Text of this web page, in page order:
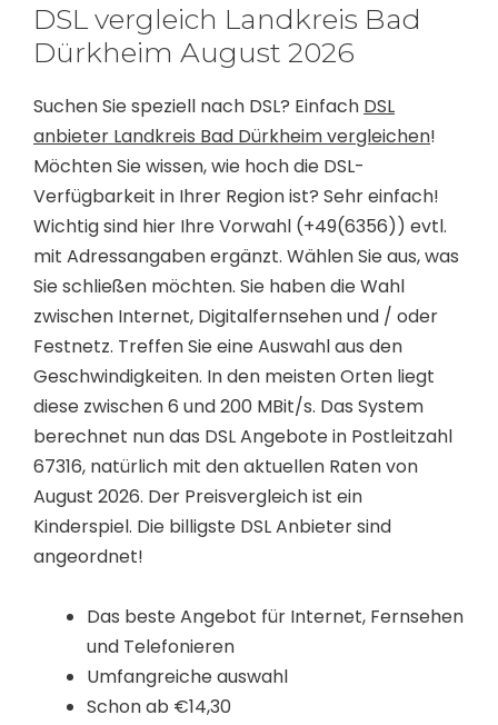
DSL vergleich Landkreis Bad
Dürkheim August 2026
Suchen Sie speziell nach DSL? Einfach DSL
anbieter Landkreis Bad Dürkheim vergleichen!
Möchten Sie wissen, wie hoch die DSL-
Verfügbarkeit in Ihrer Region ist? Sehr einfach!
Wichtig sind hier Ihre Vorwahl (+49(6356)) evtl.
mit Adressangaben ergänzt. Wählen Sie aus, was
Sie schließen möchten. Sie haben die Wahl
zwischen Internet, Digitalfernsehen und / oder
Festnetz. Treffen Sie eine Auswahl aus den
Geschwindigkeiten. In den meisten Orten liegt
diese zwischen 6 und 200 MBit/s. Das System
berechnet nun das DSL Angebote in Postleitzahl
67316, natürlich mit den aktuellen Raten von
August 2026. Der Preisvergleich ist ein
Kinderspiel. Die billigste DSL Anbieter sind
angeordnet!
Das beste Angebot für Internet, Fernsehen
und Telefonieren
Umfangreiche auswahl
Schon ab €14,30